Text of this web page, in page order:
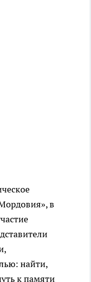
в
найти,
к памяти